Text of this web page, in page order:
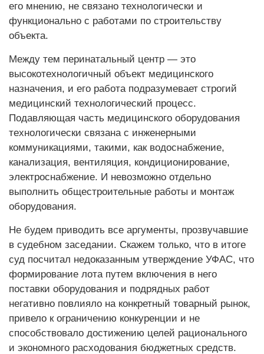
его мнению, не связано технологически и
функционально с работами по строительству
объекта.
Между тем перинатальный центр — это
высокотехнологичный объект медицинского
назначения, и его работа подразумевает строгий
медицинский технологический процесс.
Подавляющая часть медицинского оборудования
технологически связана с инженерными
коммуникациями, такими, как водоснабжение,
канализация, вентиляция, кондиционирование,
электроснабжение. И невозможно отдельно
выполнить общестроительные работы и монтаж
оборудования.
Не будем приводить все аргументы, прозвучавшие
в судебном заседании. Скажем только, что в итоге
суд посчитал недоказанным утверждение УФАС, что
формирование лота путем включения в него
поставки оборудования и подрядных работ
негативно повлияло на конкретный товарный рынок,
привело к ограничению конкуренции и не
способствовало достижению целей рационального
и экономного расходования бюджетных средств.